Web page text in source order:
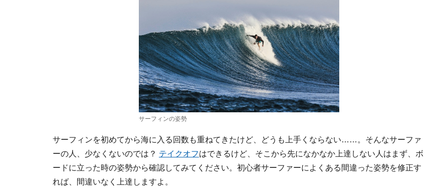
サーフィンの姿勢
サーフィンを初めてから海に入る回数も重ねてきたけど、どうも上手くならない……。そんなサーファ
ーの人、少なくないのでは？ テイクオフはできるけど、そこから先になかなか上達しない人はまず、ボ
ードに立った時の姿勢から確認してみてください。初心者サーファーによくある間違った姿勢を修正す
れば、間違いなく上達しますよ。